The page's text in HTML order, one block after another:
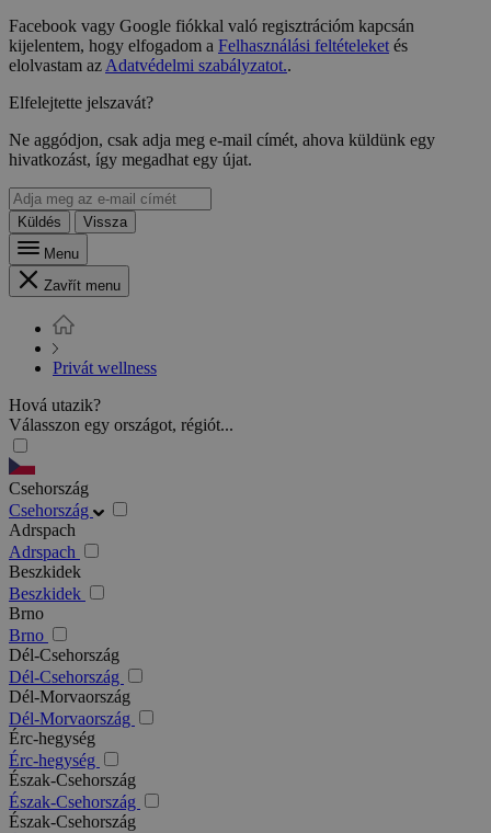
Facebook vagy Google fiókkal való regisztrációm kapcsán
kijelentem, hogy elfogadom a Felhasználási feltételeketés
elolvastam azAdatvédelmi szabályzatot..
Elfelejtette jelszavát?
Ne aggódjon, csak adja meg e-mail címét, ahova küldünk egy
hivatkozást, így megadhat egy újat.
Küldés
Vissza
Menu
Zavřít menu
Privát wellness
Hová utazik?
Válasszon egy országot, régiót...
Csehország
Csehország
Adrspach
Adrspach
Beszkidek
Beszkidek
Brno
Brno
Dél-Csehország
Dél-Csehország
Dél-Morvaország
Dél-Morvaország
Érc-hegység
Érc-hegység
Észak-Csehország
Észak-Csehország
Észak-Csehország